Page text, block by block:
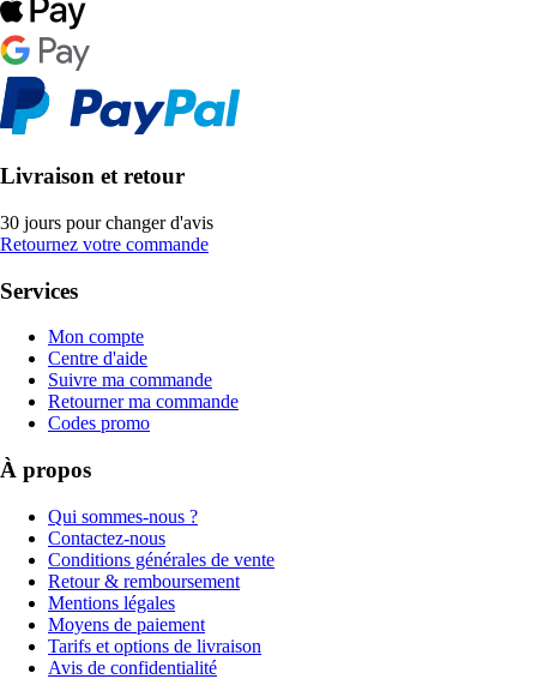
Livraison et retour
30 jours pour changer d'avis
Retournez votre commande
Services
Mon compte
Centre d'aide
Suivre ma commande
Retourner ma commande
Codes promo
À propos
Qui sommes-nous ?
Contactez-nous
Conditions générales de vente
Retour & remboursement
Mentions légales
Moyens de paiement
Tarifs et options de livraison
Avis de confidentialité